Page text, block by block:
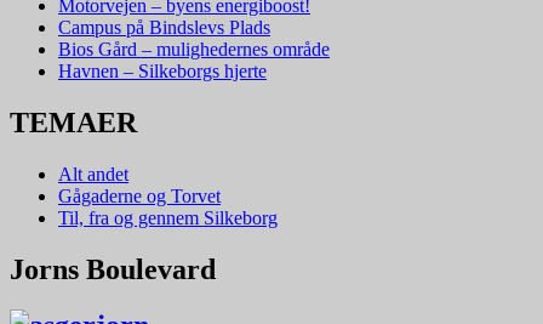
Motorvejen – byens energiboost!
Campus på Bindslevs Plads
Bios Gård – mulighedernes område
Havnen – Silkeborgs hjerte
TEMAER
Alt andet
Gågaderne og Torvet
Til, fra og gennem Silkeborg
Jorns Boulevard